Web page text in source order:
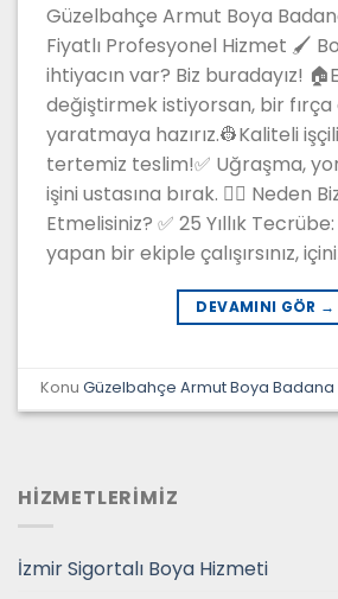
Güzelbahçe Armut Boya
Fiyatlı Profesyonel Hizmet 🖌️
ihtiyacın var? Biz buradayız!
değiştirmek istiyorsan, bir
yaratmaya hazırız.👷Kaliteli
tertemiz teslim!✅ Uğraşma,
işini ustasına bırak. 👷‍♂️ Neden
Etmelisiniz? ✅ 25 Yıllık Tecrübe:
yapan bir ekiple çalışırsınız,
DEVAMINI GÖR →
KonuGüzelbahçe Armut Boya Badana
HİZMETLERİMİZ
İzmir Sigortalı Boya Hizmeti